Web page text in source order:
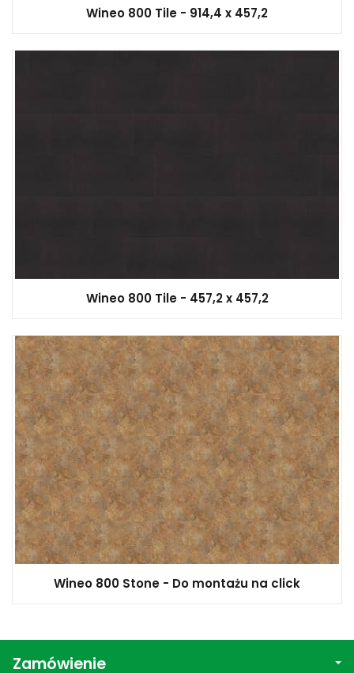
Wineo 800 Tile - 914,4 x 457,2
Wineo 800 Tile - 457,2 x 457,2
Wineo 800 Stone - Do montażu na click
Zamówienie